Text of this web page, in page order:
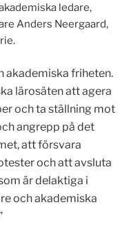
ledare,
Anders Neergaard,
akademiska friheten.
lärosäten att agera
och ta ställning mot
angrepp på det
att försvara
och att avsluta
är delaktiga i
och akademiska